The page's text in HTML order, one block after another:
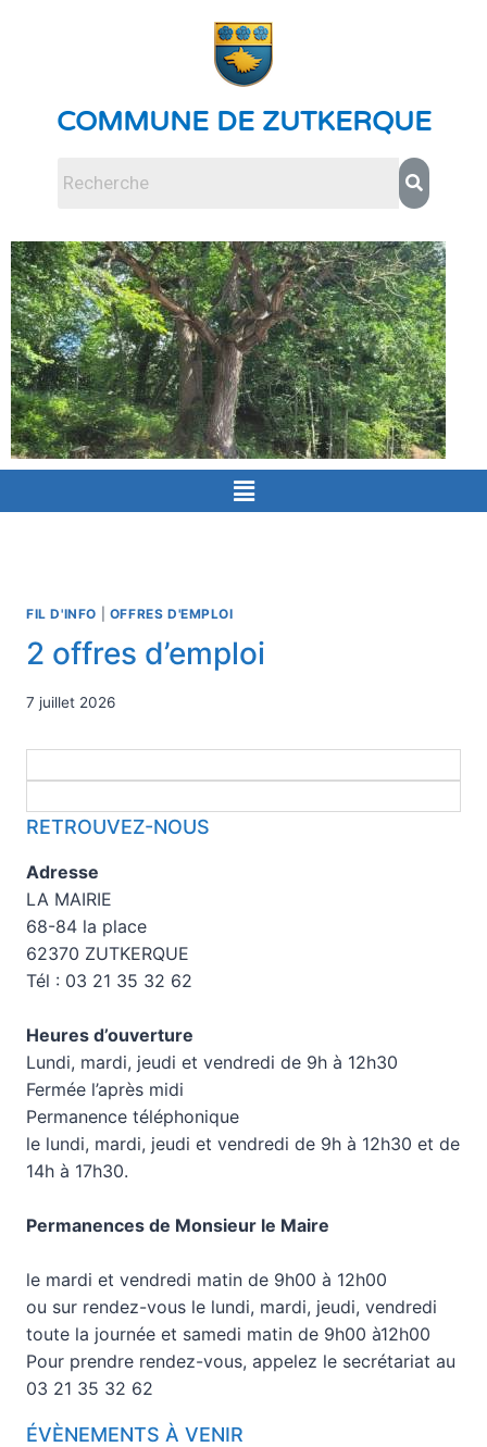
COMMUNE DE ZUTKERQUE
FIL D'INFO OFFRES D'EMPLOI
2 offres d’emploi
7 juillet 2026
RETROUVEZ-NOUS
Adresse
LA MAIRIE
68-84 la place
62370 ZUTKERQUE
Tél : 03 21 35 32 62
Heures d’ouverture
Lundi, mardi, jeudi et vendredi de 9h à 12h30
Fermée l’après midi
Permanence téléphonique
le lundi, mardi, jeudi et vendredi de 9h à 12h30 et de
14h à 17h30.
Permanences de Monsieur le Maire
le mardi et vendredi matin de 9h00 à 12h00
ou sur rendez-vous le lundi, mardi, jeudi, vendredi
toute la journée et samedi matin de 9h00 à12h00
Pour prendre rendez-vous, appelez le secrétariat au
03 21 35 32 62
ÉVÈNEMENTS À VENIR